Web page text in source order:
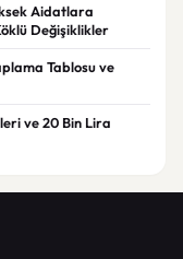
Aidatlara
Değişiklikler
Tablosu ve
ve 20 Bin Lira